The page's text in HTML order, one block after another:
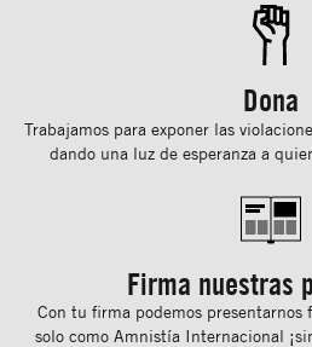
Dona
Trabajamos para exponer las
dando una luz de esperanza a
Firma nuestras
Con tu ﬁrma podemos presentarnos
solo como Amnistía Internacional